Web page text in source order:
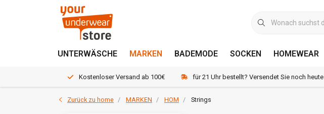
UNTERWÄSCHE MARKEN BADEMODE SOCKEN HOMEWEAR
Kostenloser Versand ab 100€ für 21 Uhr bestellt? Versendet Sie noch heute
Zurück zu home MARKEN HOM Strings